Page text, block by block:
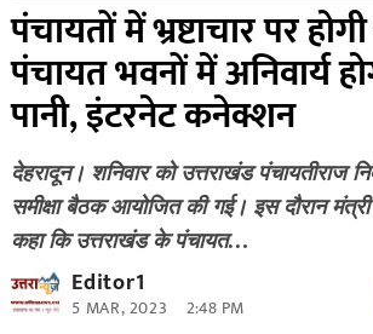
पंचायतों में भ्रष्टाचार पर
पंचायत भवनों में अनिवार्य
पानी, इंटरनेट कनेक्शन
देहरादून। शनिवार को उत्तराखंड पंचायतीराज
समीक्षा बैठक आयोजित की गई। इस दौरान
कहा कि उत्तराखंड के पंचायत…
Editor1
5 MAR, 2023 2:48 PM